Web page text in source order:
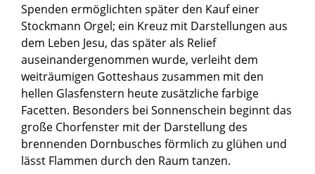
Spenden ermöglichten später den Kauf einer
Stockmann Orgel; ein Kreuz mit Darstellungen aus
dem Leben Jesu, das später als Relief
auseinandergenommen wurde, verleiht dem
weiträumigen Gotteshaus zusammen mit den
hellen Glasfenstern heute zusätzliche farbige
Facetten. Besonders bei Sonnenschein beginnt das
große Chorfenster mit der Darstellung des
brennenden Dornbusches förmlich zu glühen und
lässt Flammen durch den Raum tanzen.